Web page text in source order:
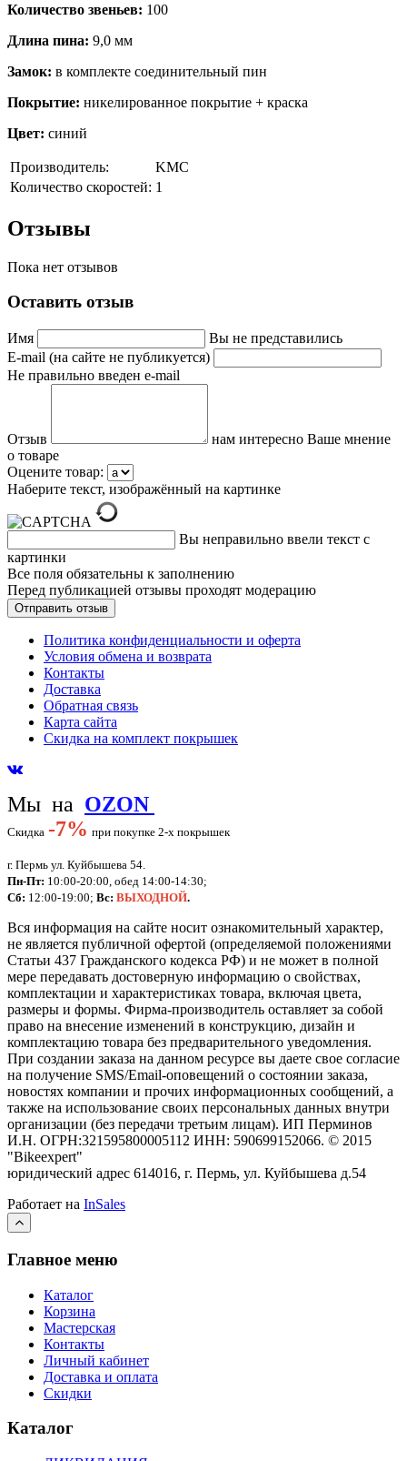
Количество звеньев: 100
Длина пина: 9,0 мм
Замок: в комплекте соединительный пин
Покрытие: никелированное покрытие + краска
Цвет: синий
Производитель:
KMC
Количество скоростей: 1
Отзывы
Пока нет отзывов
Оставить отзыв
Имя
Вы не представились
E-mail (на сайте не публикуется)
Не правильно введен e-mail
Отзыв
нам интересно Ваше мнение
о товаре
Оцените товар:
Наберите текст, изображённый на картинке
Вы неправильно ввели текст с
картинки
Все поля обязательны к заполнению
Перед публикацией отзывы проходят модерацию
Политика конфиденциальности и оферта
Условия обмена и возврата
Контакты
Доставка
Обратная связь
Карта сайта
Скидка на комплект покрышек
Мы на OZON
Скидка -7% при покупке 2-х покрышек
г. Пермь ул. Куйбышева 54.
Пн-Пт: 10:00-20:00, обед 14:00-14:30;
Сб: 12:00-19:00; Вс: ВЫХОДНОЙ.
Вся информация на сайте носит ознакомительный характер,
не является публичной офертой (определяемой положениями
Статьи 437 Гражданского кодекса РФ) и не может в полной
мере передавать достоверную информацию о свойствах,
комплектации и характеристиках товара, включая цвета,
размеры и формы. Фирма-производитель оставляет за собой
право на внесение изменений в конструкцию, дизайн и
комплектацию товара без предварительного уведомления.
При создании заказа на данном ресурсе вы даете свое согласие
на получение SMS/Email-оповещений о состоянии заказа,
новостях компании и прочих информационных сообщений, а
также на использование своих персональных данных внутри
организации (без передачи третьим лицам). ИП Перминов
И.Н. ОГРН:321595800005112 ИНН: 590699152066. © 2015
"Bikeexpert"
юридический адрес 614016, г. Пермь, ул. Куйбышева д.54
Работает на InSales
Главное меню
Каталог
Корзина
Мастерская
Контакты
Личный кабинет
Доставка и оплата
Скидки
Каталог